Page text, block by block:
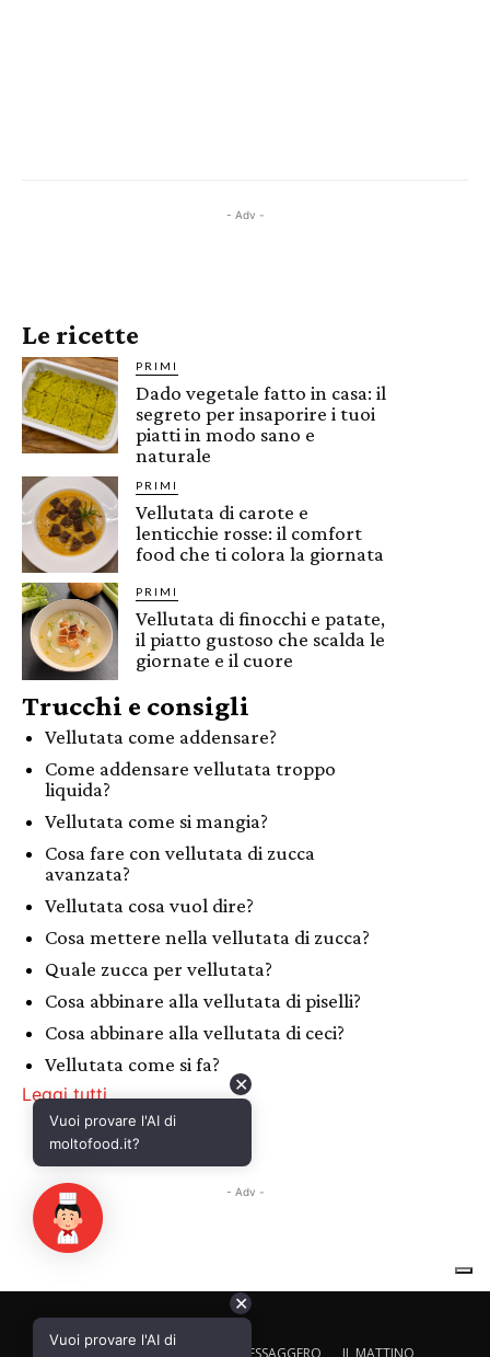
CALTAGIRONE EDITORE IL MESSAGGERO IL MATTINO
✕
Vuoi provare l'AI di